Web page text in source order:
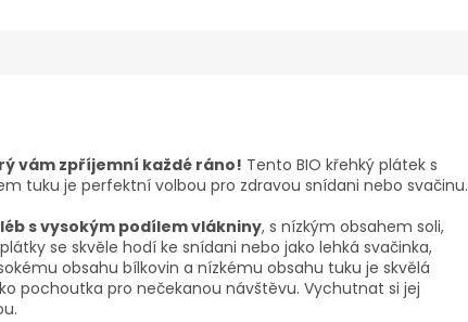
vám zpříjemní každé ráno! Tento BIO křehký plátek s
tuku je perfektní volbou pro zdravou snídani nebo svačinu.
s vysokým podílem vlákniny, s nízkým obsahem soli,
se skvěle hodí ke snídani nebo jako lehká svačinka,
obsahu bílkovin a nízkému obsahu tuku je skvělá
pochoutka pro nečekanou návštěvu. Vychutnat si jej